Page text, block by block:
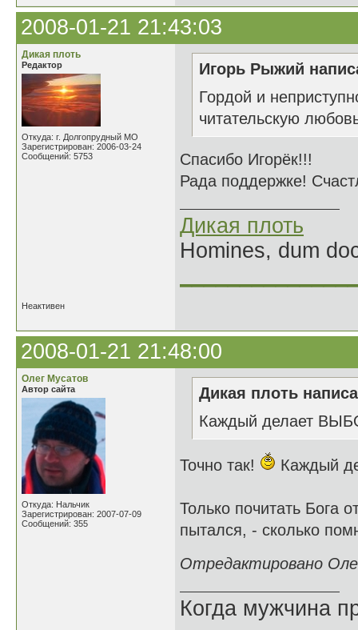
2008-01-21 21:43:03
Дикая плоть
Редактор
Откуда: г. Долгопрудный МО
Зарегистрирован: 2006-03-24
Сообщений: 5753
Игорь Рыжий
Гордой и
читательскую
Спасибо Игорёк!!!
Рада поддержке!
Дикая плоть
Homines, dum
Неактивен
2008-01-21 21:48:00
Олег Мусатов
Автор сайта
Откуда: Нальчик
Зарегистрирован: 2007-07-09
Сообщений: 355
Дикая плоть
Каждый делает
Точно так! Каждый
Только почитать Бога
пытался, - сколько
Отредактировано
Когда мужчина